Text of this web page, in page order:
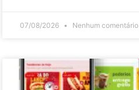
07/08/2026 Nenhum comentário